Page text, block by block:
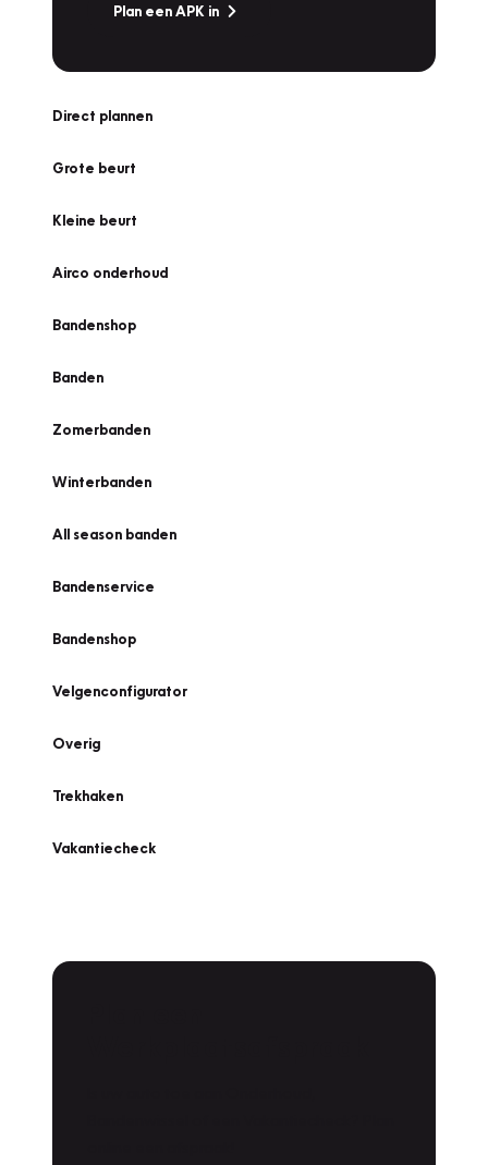
Plan een APK in
Direct plannen
Grote beurt
Kleine beurt
Airco onderhoud
Bandenshop
Banden
Zomerbanden
Winterbanden
All season banden
Bandenservice
Bandenshop
Velgenconfigurator
Overig
Trekhaken
Vakantiecheck